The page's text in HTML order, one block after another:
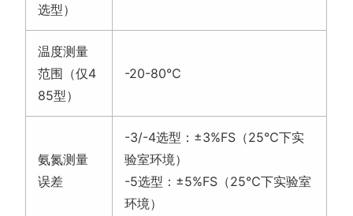
选型）
温度测量
范围（仅4
85型）
-20-80℃
氨氮测量
误差
-3/-4选型：±3%FS（25℃下实
验室环境）
-5选型：±5%FS（25℃下实验室
环境）